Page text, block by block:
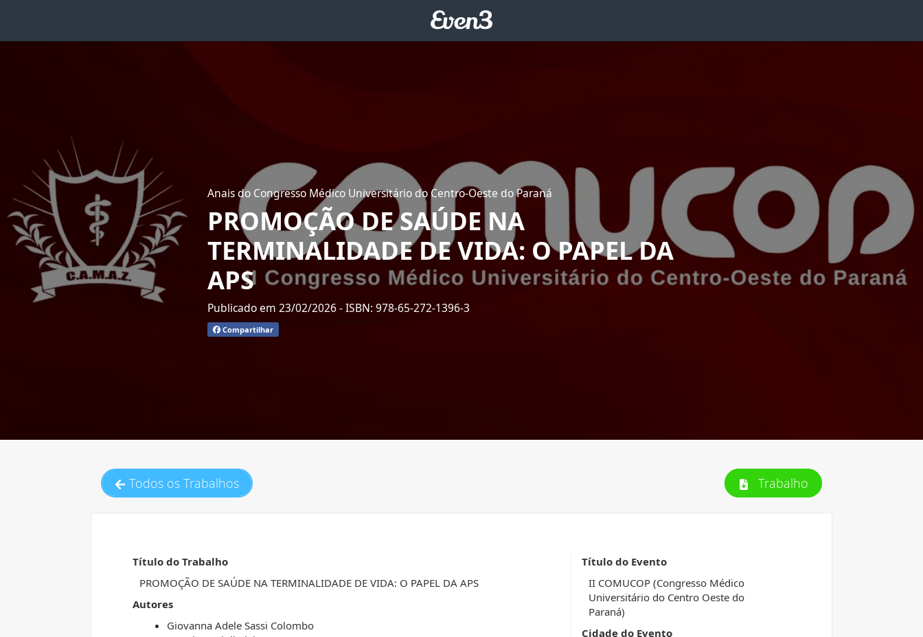
Anais do Congresso Médico Universitário do Centro-Oeste do Paraná
PROMOÇÃO DE SAÚDE NA
TERMINALIDADE DE VIDA: O PAPEL DA
APS
Publicado em 23/02/2026- ISBN: 978-65-272-1396-3
Compartilhar
Todos os Trabalhos Trabalho
Título do Trabalho
PROMOÇÃO DE SAÚDE NA TERMINALIDADE DE VIDA: O PAPEL DA APS
Autores
Giovanna Adele Sassi Colombo
Título do Evento
II COMUCOP (Congresso Médico
Universitário do Centro Oeste do
Paraná)
Cidade do Evento